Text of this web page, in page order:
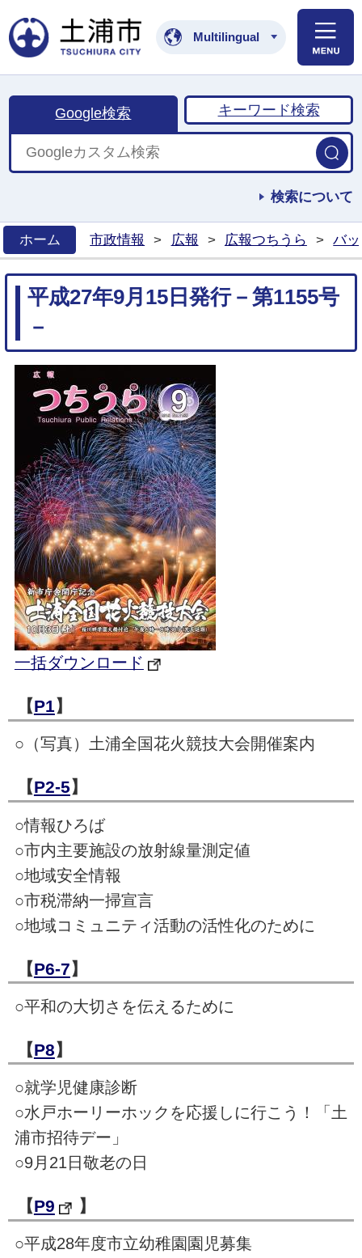
土浦市公式ホームペ
Multilingual
Google検索 キーワード検索
検索について
ホーム
市政情報 > 広報 > 広報つちうら > バ
平成27年9月15日発行－第1155号
－
一括ダウンロード
【P1】
○（写真）土浦全国花火競技大会開催案内
【P2-5】
○情報ひろば
○市内主要施設の放射線量測定値
○地域安全情報
○市税滞納一掃宣言
○地域コミュニティ活動の活性化のために
【P6-7】
○平和の大切さを伝えるために
【P8】
○就学児健康診断
○水戸ホーリーホックを応援しに行こう！「土
浦市招待デー」
○9月21日敬老の日
【P9 】
○平成28年度市立幼稚園園児募集